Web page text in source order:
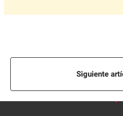
Siguiente